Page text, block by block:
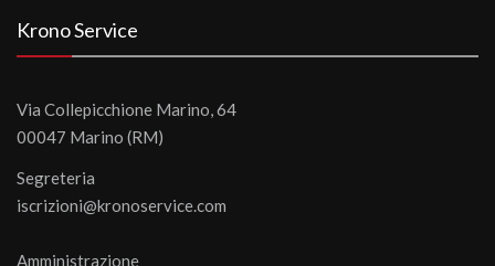
Krono Service
Via Collepicchione Marino, 64
00047 Marino (RM)
Segreteria
iscrizioni@kronoservice.com
Amministrazione